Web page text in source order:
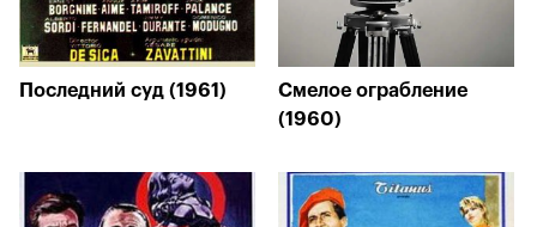
Последний суд (1961)
Смелое ограбление
(1960)